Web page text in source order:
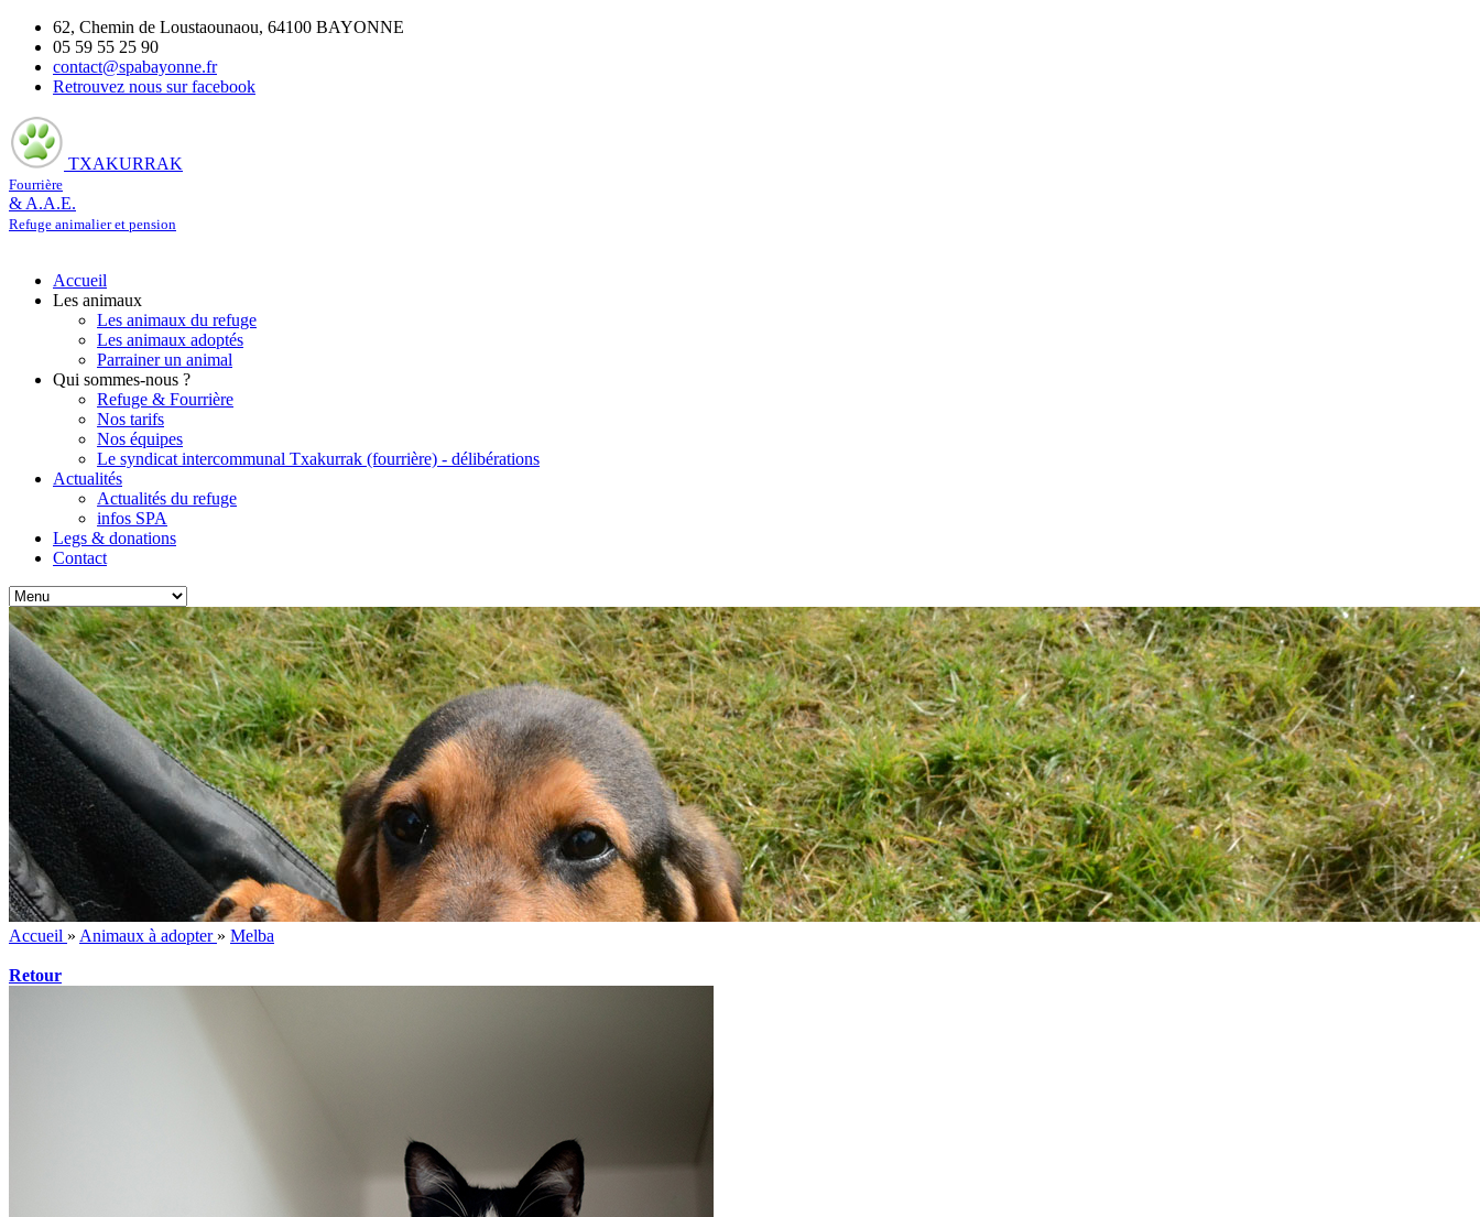
62, Chemin de Loustaounaou, 64100 BAYONNE
05 59 55 25 90
contact@spabayonne.fr
Retrouvez nous sur facebook
TXAKURRAK
Fourrière
& A.A.E.
Refuge animalier et pension
Accueil
Les animaux
Les animaux du refuge
Les animaux adoptés
Parrainer un animal
Qui sommes-nous ?
Refuge & Fourrière
Nos tarifs
Nos équipes
Le syndicat intercommunal Txakurrak (fourrière) - délibérations
Actualités
Actualités du refuge
infos SPA
Legs & donations
Contact
Accueil » Animaux à adopter » Melba
Retour